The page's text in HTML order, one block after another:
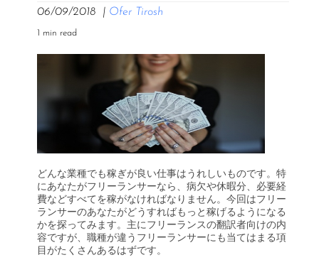
06/09/2018 | Ofer Tirosh
1 min read
どんな業種でも稼ぎが良い仕事はうれしいものです。特
にあなたがフリーランサーなら、病欠や休暇分、必要経
費などすべてを稼がなければなりません。今回はフリー
ランサーのあなたがどうすればもっと稼げるようになる
かを探ってみます。主にフリーランスの翻訳者向けの内
容ですが、職種が違うフリーランサーにも当てはまる項
目がたくさんあるはずです。